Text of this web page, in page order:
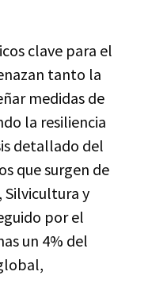
clave para el
tanto la
medidas de
la resiliencia
detallado del
que surgen de
Silvicultura y
por el
un 4% del